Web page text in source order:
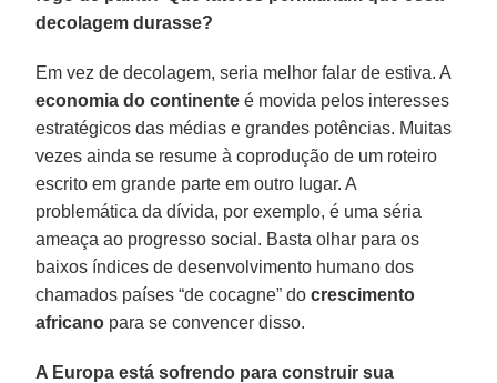
decolagem durasse?
Em vez de decolagem, seria melhor falar de estiva. A
economia do continente é movida pelos interesses
estratégicos das médias e grandes potências. Muitas
vezes ainda se resume à coprodução de um roteiro
escrito em grande parte em outro lugar. A
problemática da dívida, por exemplo, é uma séria
ameaça ao progresso social. Basta olhar para os
baixos índices de desenvolvimento humano dos
chamados países “de cocagne” docrescimento
africano para se convencer disso.
A Europa está sofrendo para construir sua